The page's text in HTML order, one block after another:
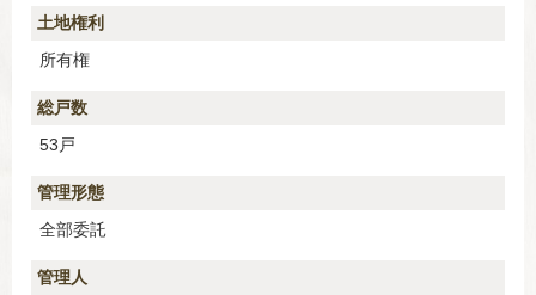
土地権利
所有権
総戸数
53戸
管理形態
全部委託
管理人